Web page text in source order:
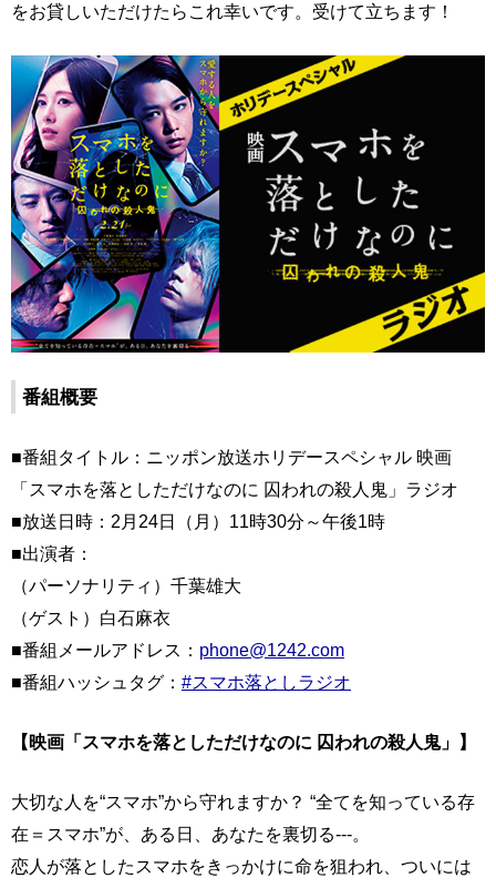
をお貸しいただけたらこれ幸いです。受けて立ちます！
番組概要
■番組タイトル：ニッポン放送ホリデースペシャル 映画
「スマホを落としただけなのに 囚われの殺人鬼」ラジオ
■放送日時：2月24日（月）11時30分～午後1時
■出演者：
（パーソナリティ）千葉雄大
（ゲスト）白石麻衣
■番組メールアドレス： phone@1242.com
■番組ハッシュタグ： #スマホ落としラジオ
【映画「スマホを落としただけなのに 囚われの殺人鬼」】
大切な人を“スマホ”から守れますか？ “全てを知っている存
在＝スマホ”が、ある日、あなたを裏切る---。
恋人が落としたスマホをきっかけに命を狙われ、ついには